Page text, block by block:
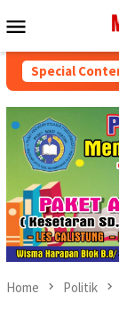
to
Menu
Special
Kader Partai
Home Politik